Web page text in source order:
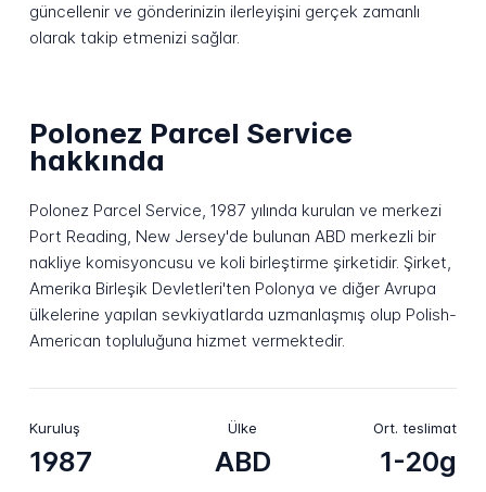
güncellenir ve gönderinizin ilerleyişini gerçek zamanlı
olarak takip etmenizi sağlar.
Polonez Parcel Service
hakkında
Polonez Parcel Service, 1987 yılında kurulan ve merkezi
Port Reading, New Jersey'de bulunan ABD merkezli bir
nakliye komisyoncusu ve koli birleştirme şirketidir. Şirket,
Amerika Birleşik Devletleri'ten Polonya ve diğer Avrupa
ülkelerine yapılan sevkiyatlarda uzmanlaşmış olup Polish-
American topluluğuna hizmet vermektedir.
Kuruluş
1987
Ülke
ABD
Ort. teslimat
1-20g